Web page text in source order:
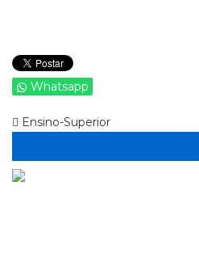
Whatsapp
Ensino-Superior